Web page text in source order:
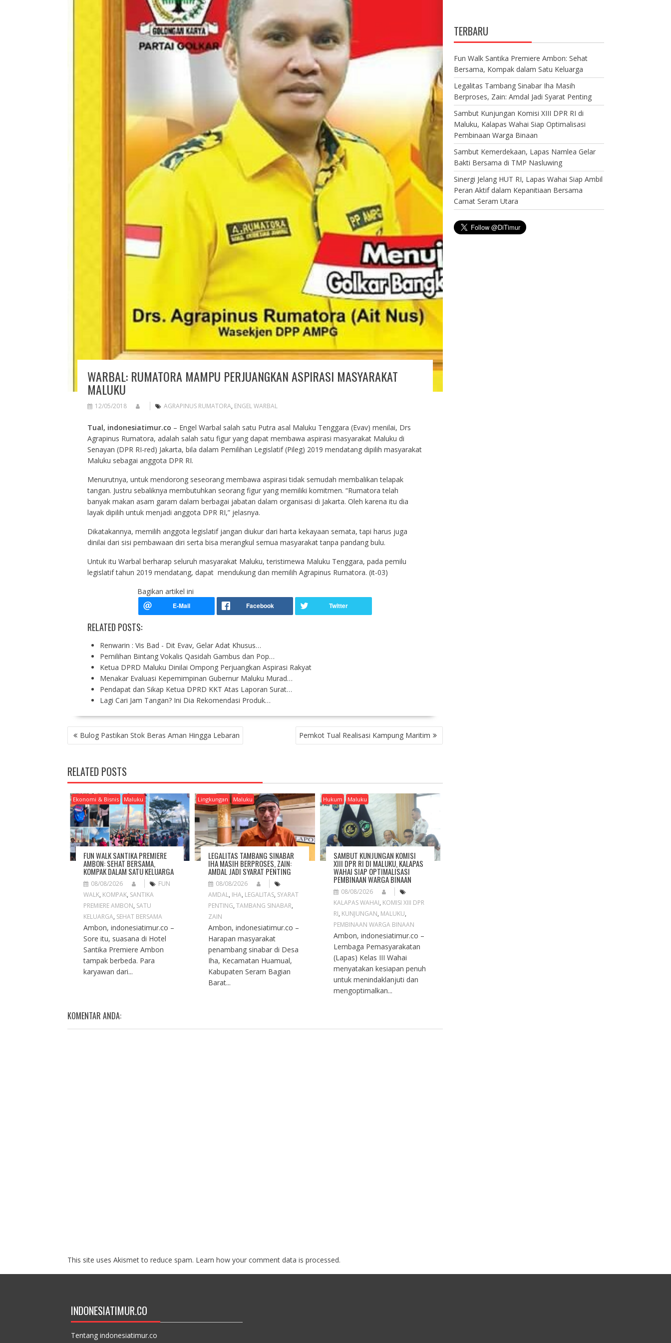
WARBAL: RUMATORA MAMPU PERJUANGKAN ASPIRASI MASYARAKAT
MALUKU
12/05/2018 AGRAPINUS RUMATORA, ENGEL WARBAL
Tual, indonesiatimur.co – Engel Warbal salah satu Putra asal Maluku Tenggara (Evav) menilai, Drs
Agrapinus Rumatora, adalah salah satu figur yang dapat membawa aspirasi masyarakat Maluku di
Senayan (DPR RI-red) Jakarta, bila dalam Pemilihan Legislatif (Pileg) 2019 mendatang dipilih masyarakat
Maluku sebagai anggota DPR RI.
Menurutnya, untuk mendorong seseorang membawa aspirasi tidak semudah membalikan telapak
tangan. Justru sebaliknya membutuhkan seorang figur yang memiliki komitmen. “Rumatora telah
banyak makan asam garam dalam berbagai jabatan dalam organisasi di Jakarta. Oleh karena itu dia
layak dipilih untuk menjadi anggota DPR RI,” jelasnya.
Dikatakannya, memilih anggota legislatif jangan diukur dari harta kekayaan semata, tapi harus juga
dinilai dari sisi pembawaan diri serta bisa merangkul semua masyarakat tanpa pandang bulu.
Untuk itu Warbal berharap seluruh masyarakat Maluku, teristimewa Maluku Tenggara, pada pemilu
legislatif tahun 2019 mendatang, dapat mendukung dan memilih Agrapinus Rumatora. (it-03)
Bagikan artikel ini
RELATED POSTS:
Renwarin : Vis Bad - Dit Evav, Gelar Adat Khusus…
Pemilihan Bintang Vokalis Qasidah Gambus dan Pop…
Ketua DPRD Maluku Dinilai Ompong Perjuangkan Aspirasi Rakyat
Menakar Evaluasi Kepemimpinan Gubernur Maluku Murad…
Pendapat dan Sikap Ketua DPRD KKT Atas Laporan Surat…
Lagi Cari Jam Tangan? Ini Dia Rekomendasi Produk…
P
O
T
N
A
V
G
A
T
O
Bulog Pastikan Stok Beras Aman Hingga Lebaran Pemkot Tual Realisasi Kampung Maritim
RELATED POSTS
Ekonomi & Bisnis Maluku
FUN WALK SANTIKA PREMIERE
AMBON: SEHAT BERSAMA,
KOMPAK DALAM SATU KELUARGA
08/08/2026
FUN
WALK, KOMPAK, SANTIKA
PREMIERE AMBON, SATU
KELUARGA, SEHAT BERSAMA
Ambon, indonesiatimur.co –
Sore itu, suasana di Hotel
Santika Premiere Ambon
tampak berbeda. Para
karyawan dari...
Lingkungan Maluku
LEGALITAS TAMBANG SINABAR
IHA MASIH BERPROSES, ZAIN:
AMDAL JADI SYARAT PENTING
08/08/2026
AMDAL, IHA, LEGALITAS, SYARAT
PENTING,TAMBANG SINABAR,
ZAIN
Ambon, indonesiatimur.co –
Harapan masyarakat
penambang sinabar di Desa
Iha, Kecamatan Huamual,
Kabupaten Seram Bagian
Barat...
Hukum Maluku
SAMBUT KUNJUNGAN KOMISI
XIII DPR RI DI MALUKU, KALAPAS
WAHAI SIAP OPTIMALISASI
PEMBINAAN WARGA BINAAN
08/08/2026
KALAPAS WAHAI, KOMISI XIII DPR
RI, KUNJUNGAN, MALUKU,
PEMBINAAN WARGA BINAAN
Ambon, indonesiatimur.co –
Lembaga Pemasyarakatan
(Lapas) Kelas III Wahai
menyatakan kesiapan penuh
untuk menindaklanjuti dan
mengoptimalkan...
KOMENTAR ANDA:
This site uses Akismet to reduce spam. Learn how your comment data is processed.
TERBARU
Fun Walk Santika Premiere Ambon: Sehat
Bersama, Kompak dalam Satu Keluarga
Legalitas Tambang Sinabar Iha Masih
Berproses, Zain: Amdal Jadi Syarat Penting
Sambut Kunjungan Komisi XIII DPR RI di
Maluku, Kalapas Wahai Siap Optimalisasi
Pembinaan Warga Binaan
Sambut Kemerdekaan, Lapas Namlea Gelar
Bakti Bersama di TMP Nasluwing
Sinergi Jelang HUT RI, Lapas Wahai Siap Ambil
Peran Aktif dalam Kepanitiaan Bersama
Camat Seram Utara
INDONESIATIMUR.CO
Tentang indonesiatimur.co